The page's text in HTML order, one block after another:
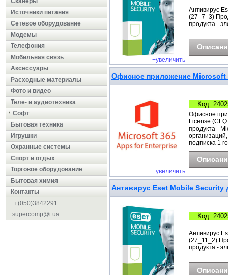
Источники питания
Сетевое оборудование
Модемы
Телефония
Мобильная связь
Аксессуары
Расходные материалы
Фото и видео
Теле- и аудиотехника
Софт
Бытовая техника
Игрушки
Охранные системы
Cпорт и отдых
Торговое оборудование
Бытовая химия
Контакты
т.(050)3842291
supercomp@i.ua
+увеличить
Антивирус
(27_7_3)
продукта -
Офисное приложение Microsoft
+увеличить
Код:
Офисное
License
продукта -
подписка 1
Антивирус Eset Mobile Security
Код:
Антивирус
(27_11_2)
продукта -